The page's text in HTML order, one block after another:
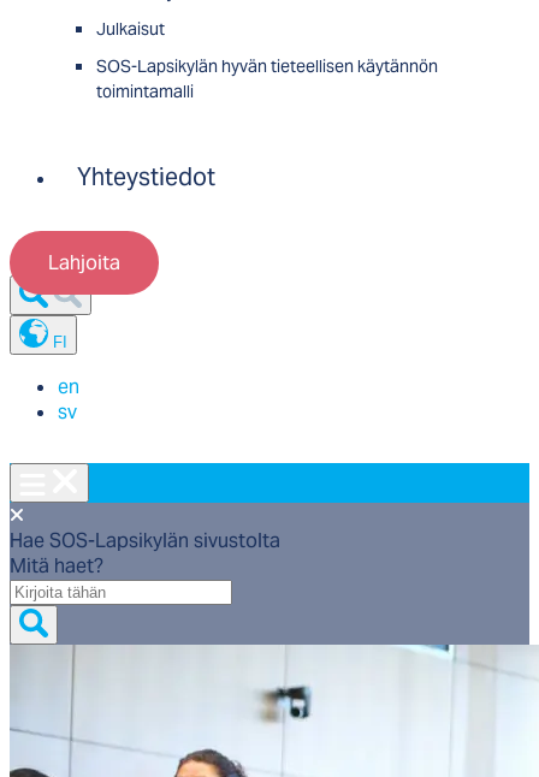
Julkaisut
SOS-Lapsikylän hyvän tieteellisen käytännön
toimintamalli
Yhteystiedot
Lahjoita
FI
en
sv
Hae SOS-Lapsikylän sivustolta
Mitä haet?
Mitä
haet?